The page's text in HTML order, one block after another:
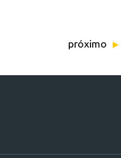
próximo